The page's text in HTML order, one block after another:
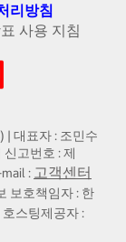
리방침
사용 지침
| 대표자 : 조민수
고번호 : 제
: 고객센터
보호책임자 : 한
호스팅제공자 :